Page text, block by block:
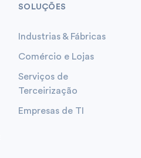
SOLUÇÕES
Industrias & Fábricas
Comércio e Lojas
Serviços de
Terceirização
Empresas de TI